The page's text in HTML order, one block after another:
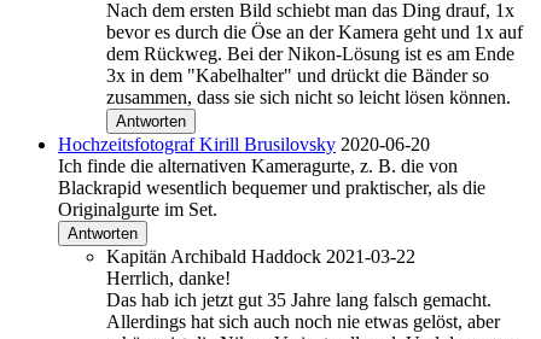
Nach dem ersten Bild schiebt man das Ding drauf, 1x
bevor es durch die Öse an der Kamera geht und 1x auf
dem Rückweg. Bei der Nikon-Lösung ist es am Ende
3x in dem "Kabelhalter" und drückt die Bänder so
zusammen, dass sie sich nicht so leicht lösen können.
Antworten
Hochzeitsfotograf Kirill Brusilovsky 2020-06-20
Ich finde die alternativen Kameragurte, z. B. die von
Blackrapid wesentlich bequemer und praktischer, als die
Originalgurte im Set.
Antworten
Kapitän Archibald Haddock 2021-03-22
Herrlich, danke!
Das hab ich jetzt gut 35 Jahre lang falsch gemacht.
Allerdings hat sich auch noch nie etwas gelöst, aber